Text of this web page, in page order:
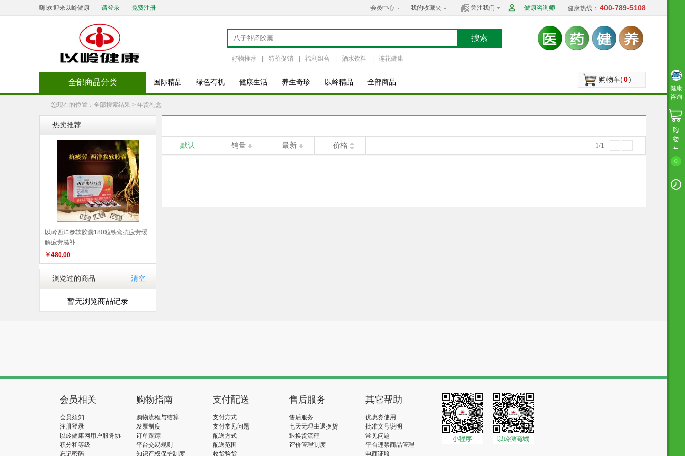
嗨!欢迎来以岭健康 请登录 免费注册 会员中心 我的收藏夹 关注我们 健康咨询师 健康热线： 400-789-5108
搜索
好物推荐 特价促销 福利组合 酒水饮料 连花健康
购物车(0)
全部商品分类 国际精品 绿色有机 健康生活 养生奇珍 以岭精品 全部商品
您现在的位置：全部搜索结果 > 年货礼盒
热卖推荐
以岭西洋参软胶囊180粒铁盒抗疲劳缓
解疲劳滋补
￥480.00
浏览过的商品 清空
暂无浏览商品记录
默认 销量 最新 价格 1/1
健康
咨询
0
会员相关
会员须知
注册登录
以岭健康网用户服务协
议
积分和等级
忘记密码
购物指南
购物流程与结算
发票制度
订单跟踪
平台交易规则
知识产权保护制度
支付配送
支付方式
支付常见问题
配送方式
配送范围
收货验货
售后服务
售后服务
七天无理由退换货
退换货流程
评价管理制度
其它帮助
优惠券使用
批准文号说明
常见问题
平台违禁商品管理
电商证照